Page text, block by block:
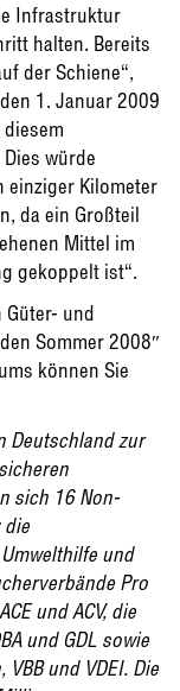
Infrastruktur
halten. Bereits
der Schiene“,
1. Januar 2009
würde
einziger Kilometer
da ein Großteil
Mittel im
gekoppelt ist“.
Güter- und
Sommer 2008″
können Sie
Deutschland zur
sich 16 Non-
die
Umwelthilfe und
Pro
und ACV, die
und GDL sowie
VBB und VDEI. Die